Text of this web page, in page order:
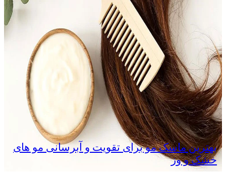
بهترین ماسک مو برای تقویت و آبرسانی مو های
خشک و وز